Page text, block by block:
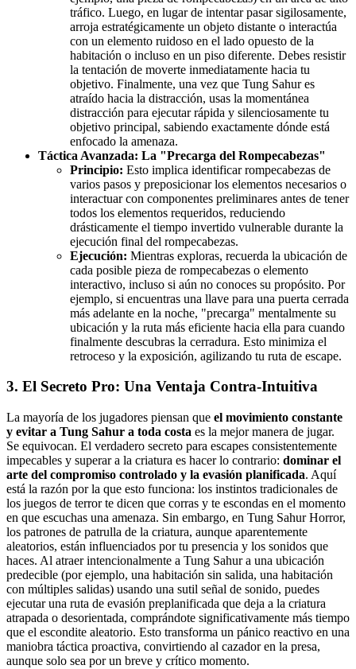
tráfico. Luego, en lugar de intentar pasar sigilosamente,
arroja estratégicamente un objeto distante o interactúa
con un elemento ruidoso en el lado opuesto de la
habitación o incluso en un piso diferente. Debes resistir
la tentación de moverte inmediatamente hacia tu
objetivo. Finalmente, una vez que Tung Sahur es
atraído hacia la distracción, usas la momentánea
distracción para ejecutar rápida y silenciosamente tu
objetivo principal, sabiendo exactamente dónde está
enfocado la amenaza.
Táctica Avanzada: La "Precarga del Rompecabezas"
Principio: Esto implica identificar rompecabezas de
varios pasos y preposicionar los elementos necesarios o
interactuar con componentes preliminares antes de tener
todos los elementos requeridos, reduciendo
drásticamente el tiempo invertido vulnerable durante la
ejecución final del rompecabezas.
Ejecución: Mientras exploras, recuerda la ubicación de
cada posible pieza de rompecabezas o elemento
interactivo, incluso si aún no conoces su propósito. Por
ejemplo, si encuentras una llave para una puerta cerrada
más adelante en la noche, "precarga" mentalmente su
ubicación y la ruta más eficiente hacia ella para cuando
finalmente descubras la cerradura. Esto minimiza el
retroceso y la exposición, agilizando tu ruta de escape.
3. El Secreto Pro: Una Ventaja Contra-Intuitiva
La mayoría de los jugadores piensan que el movimiento constante
y evitar a Tung Sahur a toda costa es la mejor manera de jugar.
Se equivocan. El verdadero secreto para escapes consistentemente
impecables y superar a la criatura es hacer lo contrario: dominar el
arte del compromiso controlado y la evasión planificada. Aquí
está la razón por la que esto funciona: los instintos tradicionales de
los juegos de terror te dicen que corras y te escondas en el momento
en que escuchas una amenaza. Sin embargo, en Tung Sahur Horror,
los patrones de patrulla de la criatura, aunque aparentemente
aleatorios, están influenciados por tu presencia y los sonidos que
haces. Al atraer intencionalmente a Tung Sahur a una ubicación
predecible (por ejemplo, una habitación sin salida, una habitación
con múltiples salidas) usando una sutil señal de sonido, puedes
ejecutar una ruta de evasión preplanificada que deja a la criatura
atrapada o desorientada, comprándote significativamente más tiempo
que el escondite aleatorio. Esto transforma un pánico reactivo en una
maniobra táctica proactiva, convirtiendo al cazador en la presa,
aunque solo sea por un breve y crítico momento.